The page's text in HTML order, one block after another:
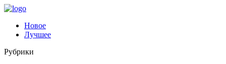
Новое
Лучшее
Рубрики